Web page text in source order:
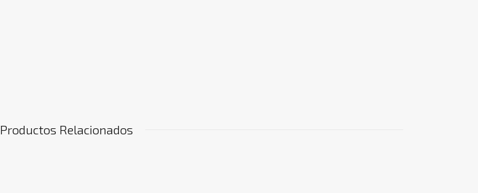
Productos Relacionados